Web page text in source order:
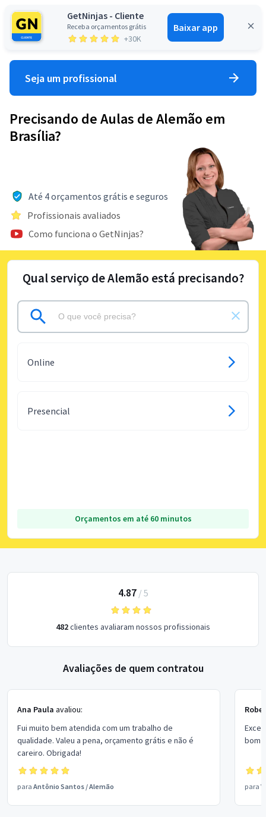
GetNinjas - Cliente
Receba orçamentos grátis
+30K
Baixar app
Entrar
Seja um profissional
Precisando de Aulas de Alemão em
Brasília?
Até 4 orçamentos grátis e seguros
Profissionais avaliados
Como funciona o GetNinjas?
Qual serviço de Alemão está precisando?
Online
Presencial
Orçamentos em até 60 minutos
4.87/ 5
482clientes avaliaram nossos profissionais
Avaliações de quem contratou
Ana Paula avaliou:
Fui muito bem atendida com um trabalho de
qualidade. Valeu a pena, orçamento grátis e não é
careiro. Obrigada!
para Antônio Santos /Alemão
bom
para